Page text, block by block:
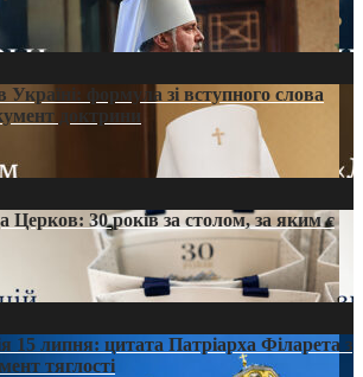
Україні: формула зі вступного слова
доктрини
Церков: 30 років за столом, за яким є
15 липня: цитата Патріарха Філарета з
тяглості